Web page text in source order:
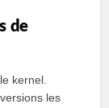
de
kernel.
les